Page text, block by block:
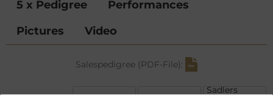
5 x Pedigree
Performances
Pictures
Video
Salespedigree (PDF-File):
Sadlers